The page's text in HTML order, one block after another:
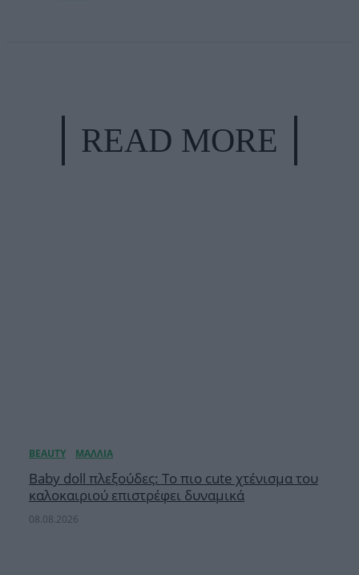
READ MORE
Baby doll πλεξούδες: Το πιο cute χτένισμα του
καλοκαιριού επιστρέφει δυναμικά
08.08.2026